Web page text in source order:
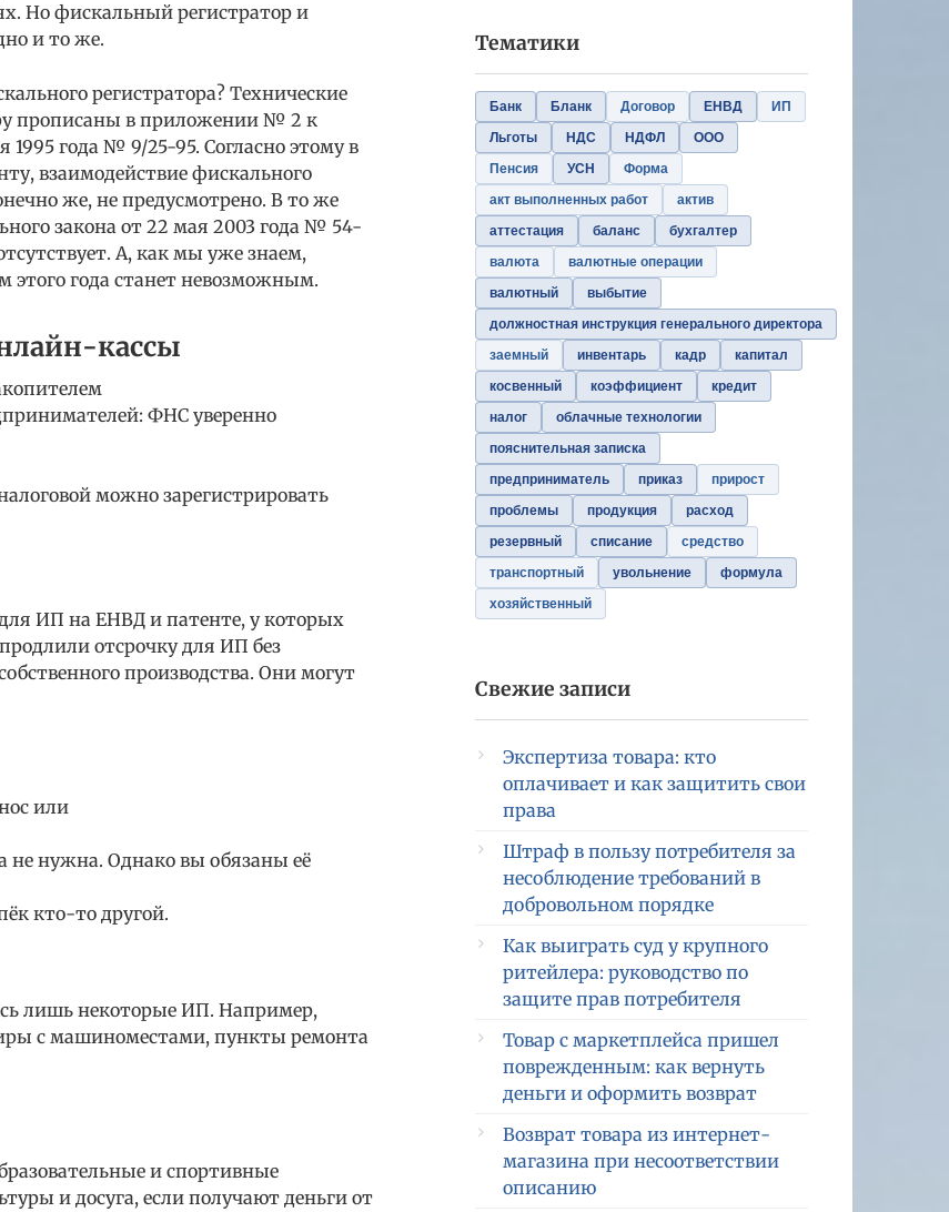
Но фискальный регистратор и
и то же.
регистратора? Технические
прописаны в приложении № 2 к
1995 года № 9/25-95. Согласно этому в
взаимодействие фискального
же, не предусмотрено. В то же
закона от 22 мая 2003 года № 54-
А, как мы уже знаем,
года станет невозможным.
кассы
ФНС уверенно
можно зарегистрировать
ИП на ЕНВД и патенте, у которых
отсрочку для ИП без
производства. Они могут
или
не нужна. Однако вы обязаны её
кто-то другой.
лишь некоторые ИП. Например,
с машиноместами, пункты ремонта
и спортивные
и досуга, если получают деньги от
Тематики
Банк Бланк Договор ЕНВД
ИП
Льготы
НДС НДФЛ
ООО
Пенсия
УСН
Форма
акт выполненных работ
актив
аттестация
баланс
бухгалтер
валюта
валютные операции
валютный
выбытие
должностная инструкция генерального директора
заемный
инвентарь кадр
капитал
косвенный
коэффициент
кредит
налог
облачные технологии
пояснительная записка
предприниматель
приказ
прирост
проблемы
продукция
расход
резервный
списание
средство
транспортный
увольнение
формула
хозяйственный
Свежие записи
Экспертиза товара: кто
оплачивает и как защитить свои
права
Штраф в пользу потребителя за
несоблюдение требований в
добровольном порядке
Как выиграть суд у крупного
ритейлера: руководство по
защите прав потребителя
Товар с маркетплейса пришел
поврежденным: как вернуть
деньги и оформить возврат
Возврат товара из интернет-
магазина при несоответствии
описанию